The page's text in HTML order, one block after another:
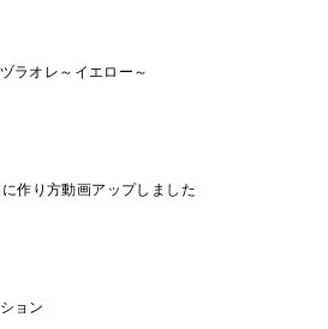
ラオレ～イエロー～
作り方動画アップしました
ョン